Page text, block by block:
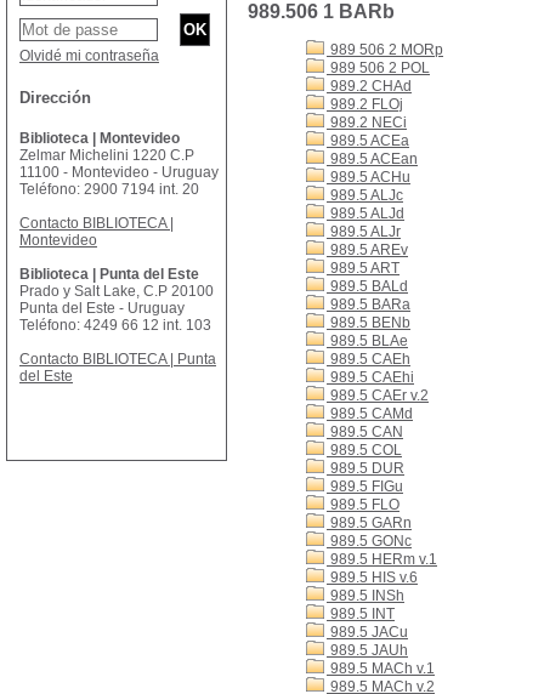
989.506 1 BARb
989 506 2 MORp
989 506 2 POL
989.2 CHAd
989.2 FLOj
989.2 NECi
989.5 ACEa
989.5 ACEan
989.5 ACHu
989.5 ALJc
989.5 ALJd
989.5 ALJr
989.5 AREv
989.5 ART
989.5 BALd
989.5 BARa
989.5 BENb
989.5 BLAe
989.5 CAEh
989.5 CAEhi
989.5 CAEr v.2
989.5 CAMd
989.5 CAN
989.5 COL
989.5 DUR
989.5 FIGu
989.5 FLO
989.5 GARn
989.5 GONc
989.5 HERm v.1
989.5 HIS v.6
989.5 INSh
989.5 INT
989.5 JACu
989.5 JAUh
989.5 MACh v.1
989.5 MACh v.2
Olvidé mi contraseña
Dirección
Biblioteca | Montevideo
Zelmar Michelini 1220 C.P
11100 - Montevideo - Uruguay
Teléfono: 2900 7194 int. 20
Contacto BIBLIOTECA |
Montevideo
Biblioteca | Punta del Este
Prado y Salt Lake, C.P 20100
Punta del Este - Uruguay
Teléfono: 4249 66 12 int. 103
Contacto BIBLIOTECA | Punta
del Este